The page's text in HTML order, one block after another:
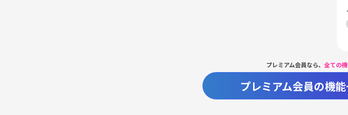
プレミアム会員なら、 全ての
プレミアム会員の機